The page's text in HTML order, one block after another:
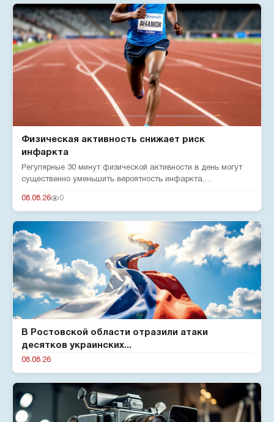
Физическая активность снижает риск
инфаркта
Регулярные 30 минут физической активности в день могут
существенно уменьшить вероятность инфаркта,
08.08.26 0
В Ростовской области отразили атаки
десятков украинских...
08.08.26